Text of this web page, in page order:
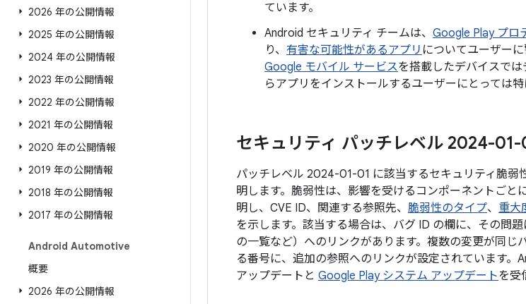
2026 年の公開情報
2025 年の公開情報
2024 年の公開情報
2023 年の公開情報
2022 年の公開情報
2021 年の公開情報
2020 年の公開情報
2019 年の公開情報
2018 年の公開情報
2017 年の公開情報
Android Automotive
概要
2026 年の公開情報
ています。
Android セキュリティ チームは、 Google Play プロ
り、 有害な可能性があるアプリ についてユーザー
Google モバイル サービスを搭載したデバイスで
らアプリをインストールするユーザーにとっては特
セキュリティ パッチレベル 2024-
パッチレベル 2024-01-01 に該当するセキュリティ脆
明します。脆弱性は、影響を受けるコンポーネントご
明し、CVE ID、関連する参照先、 脆弱性のタイプ、 重大
を示します。該当する場合は、バグ ID の欄に、その問
の一覧など）へのリンクがあります。複数の変更が同
る番号に、追加の参照へのリンクが設定されています
アップデートと Google Play システム アップデートを受